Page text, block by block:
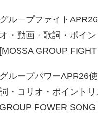
グループファイト
オ・動画・歌詞・ポイン
[MOSSA GROUP
グループパワーAPR26
詞・コリオ・ポイント
GROUP POWER SONG